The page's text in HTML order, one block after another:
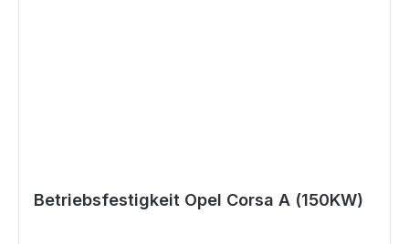
Betriebsfestigkeit Opel Corsa A (150KW)